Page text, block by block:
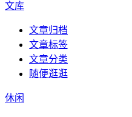
文库
文章归档
文章标签
文章分类
随便逛逛
休闲